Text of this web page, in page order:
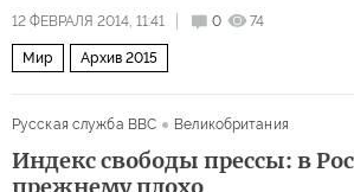
12 ФЕВРАЛЯ 2014, 11:41 0 74
Мир Архив 2015
Русская служба BBC
Великобритания
Индекс свободы прессы: в